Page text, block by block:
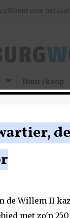
voor het
Huur / koop
de Willem II
met zo'n